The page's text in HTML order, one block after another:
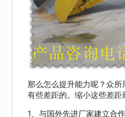
那么怎么提升能力呢？众
有些差距的。缩小这些差
1、与国外先进厂家建立合